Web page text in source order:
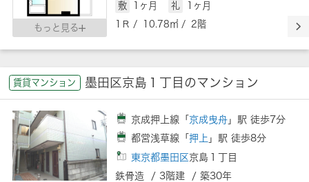
もっと見る
敷 1ヶ月 礼
1ヶ月
1Ｒ / 10.78㎡ / 2階
賃貸マンション 墨田区京島１丁目のマンション
京成押上線「京成曳舟 」駅 徒歩7分
都営浅草線「押上 」駅 徒歩8分
東京都墨田区 京島１丁目
鉄骨造 / 3階建 / 築30年